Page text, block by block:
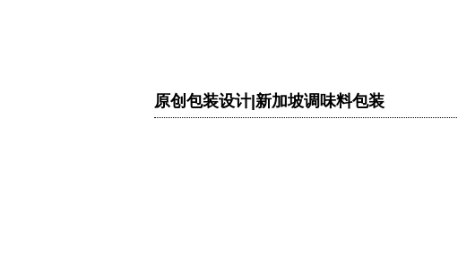
原创包装设计|新加坡调味料包装